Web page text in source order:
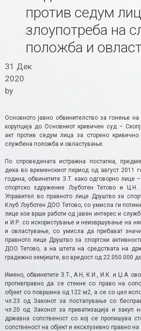
против седум
злоупотреба на
положба и
31 Дек
2020
by
Основното јавно обвинителство за гонење
корупција до Основниот кривичен суд –
акт против седум лица за сторено
службена положба и овластување.
По спроведената истражна постапка,
дека во временскиот период од август 2011
година, обвинетите З.Т. како одговорно лице
спортско здружение Љуботен Тетово и
Управител во правното лице Друштво за
Клуб Љуботен ДОО Тетово, со умисла ги
лице кое врши работи од јавен интерес и
и И.Р. со искористување и неизвршување на
и овластување, со умисла да прибават
правното лице Друштво за спортски
ДОО Тетово, а на штета на средствата на
градежно земјиште, во вредост од 22.050.000
Имено, обвинетите З.Т., А.Н, К.И., И.К. и Џ.А.
противправно да се стекне со право на
објект со површина од 122 м2, а се со цел
чл.23 од Законот за постапување со
чл.20 од Законот за приватизација и закуп
државна сопственост со кој се пропишува
сопственост на објект и ексклузивно правно